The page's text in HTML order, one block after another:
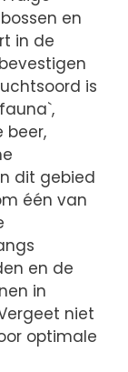
en
in de
is
beer,
dit gebied
één van
en de
in
niet
optimale